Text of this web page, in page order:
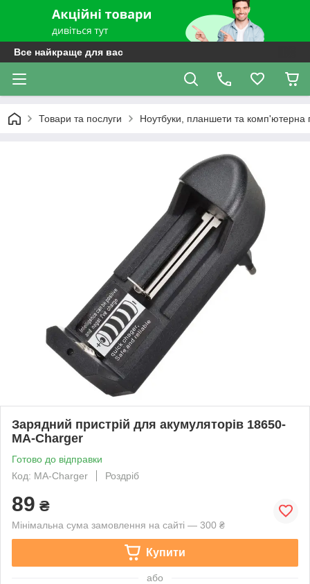
Все найкраще для вас
Товари та послуги Ноутбуки, планшети та комп'ютерна
Зарядний пристрій для акумуляторів 18650-
MA-Charger
Готово до відправки
Код: MA-Charger
Роздріб
89 ₴
Мінімальна сума замовлення на сайті — 300 ₴
Купити
або